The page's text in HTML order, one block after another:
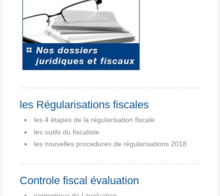
les Régularisations fiscales
les 4 étapes de la régularisation fiscale
les outils du fiscaliste
les nouvelles procedures de régularisations 2018
Controle fiscal évaluation